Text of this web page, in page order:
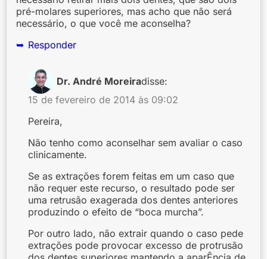
pré-molares superiores, mas acho que não será
necessário, o que você me aconselha?
Responder
Dr. André Moreiradisse:
15 de fevereiro de 2014 às 09:02
Pereira,
Não tenho como aconselhar sem avaliar o caso
clinicamente.
Se as extrações forem feitas em um caso que
não requer este recurso, o resultado pode ser
uma retrusão exagerada dos dentes anteriores
produzindo o efeito de “boca murcha”.
Por outro lado, não extrair quando o caso pede
extrações pode provocar excesso de protrusão